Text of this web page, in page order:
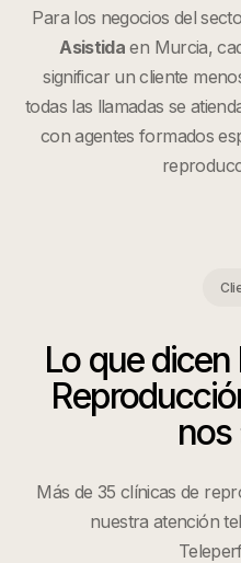
Para los negocios del
Asistida en Murcia,
significar un cliente
todas las llamadas se
con agentes formados
Lo que dicen
nos
Más de 35 clínicas de
nuestra atención